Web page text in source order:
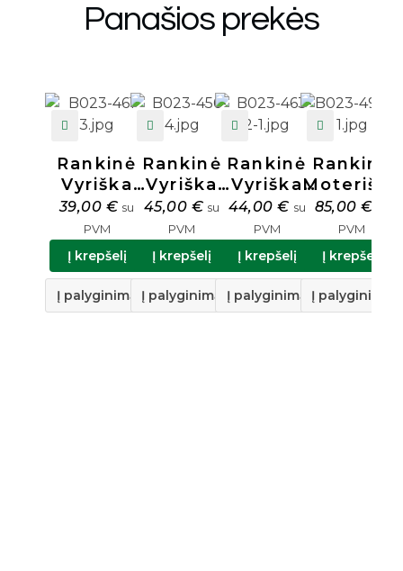
Panašios prekės
Rankinė
Vyriška
Natūralios
Odos N54
39,00 € su
PVM
Į krepšelį
Į palyginimą
Rankinė
Vyriška
Natūralios
Odos N46
45,00 € su
PVM
Į krepšelį
Į palyginimą
Rankinė
Vyriška
Natūralios
Odos N57
44,00€ su
PVM
Į krepšelį
Į palyginimą
Rankinė
Moteriška
Natūralios
Odos
L001
85,00€
PVM
Į krepšelį
Į palyginimą